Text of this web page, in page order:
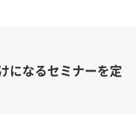
になるセミナーを定